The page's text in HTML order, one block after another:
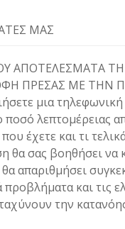
ΜΑΣ
ΑΠΟΤΕΛΕΣΜΑΤΑ
ΠΡΕΣΑΣ ΜΕ ΤΗΝ
μια
λεπτομέρειας
έχετε και τι
θα σας βοηθήσει να
απαριθμήσει
και τις
την